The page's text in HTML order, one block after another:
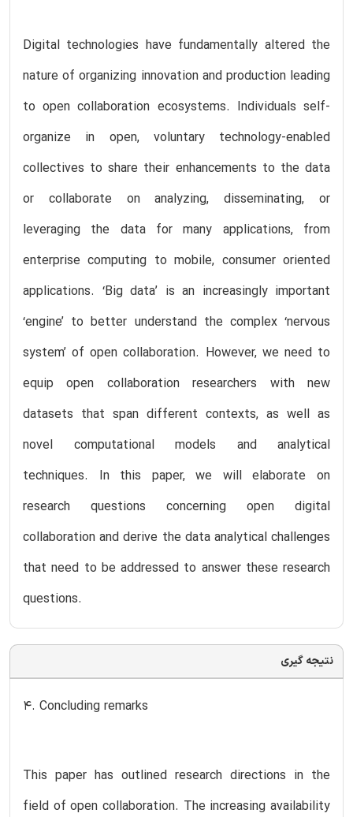
Digital technologies have fundamentally altered the
nature of organizing innovation and production leading
to open collaboration ecosystems. Individuals self-
organize in open, voluntary technology-enabled
collectives to share their enhancements to the data
or collaborate on analyzing, disseminating, or
leveraging the data for many applications, from
enterprise computing to mobile, consumer oriented
applications. ‘Big data’ is an increasingly important
‘engine’ to better understand the complex ‘nervous
system’ of open collaboration. However, we need to
equip open collaboration researchers with new
datasets that span different contexts, as well as
novel computational models and analytical
techniques. In this paper, we will elaborate on
research questions concerning open digital
collaboration and derive the data analytical challenges
that need to be addressed to answer these research
questions.
نتیجه گیری
4. Concluding remarks
This paper has outlined research directions in the
field of open collaboration. The increasing availability